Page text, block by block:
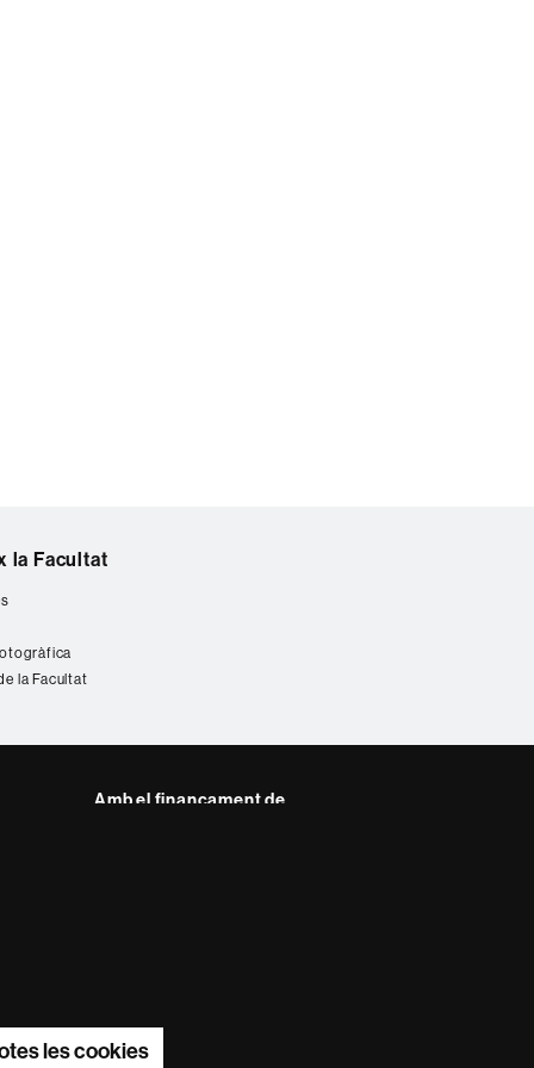
les cookies
la Facultat
la Facultat
Amb el finançament de